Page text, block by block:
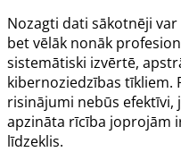
Nozagti dati sākotnēji
bet vēlāk nonāk
sistemātiski izvērtē,
kibernoziedzības tīkliem.
risinājumi nebūs efektīvi,
apzināta rīcība joprojām
līdzeklis.